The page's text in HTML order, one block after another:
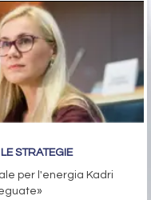
STRATEGIE
per l'energia Kadri